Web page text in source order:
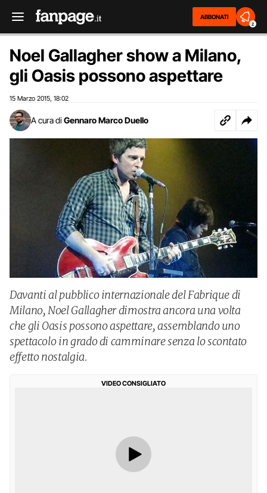
ABBONATI
2
Noel Gallagher show a Milano,
gli Oasis possono aspettare
15 Marzo 2015 18:02
A cura di Gennaro Marco Duello
Davanti al pubblico internazionale del Fabrique di
Milano, Noel Gallagher dimostra ancora una volta
che gli Oasis possono aspettare, assemblando uno
spettacolo in grado di camminare senza lo scontato
effetto nostalgia.
VIDEO CONSIGLIATO